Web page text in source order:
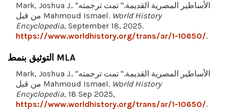
Mark, Joshua J.. "الأساطير المصرية القديمة." تمت ترجمته
من قبل Mahmoud Ismael. World History
Encyclopedia, September 18, 2025.
https://www.worldhistory.org/trans/ar/1-10650/.
التوثيق بنمط MLA
Mark, Joshua J.. "الأساطير المصرية القديمة." تمت ترجمته
من قبل Mahmoud Ismael. World History
Encyclopedia, 18 Sep 2025,
https://www.worldhistory.org/trans/ar/1-10650/.